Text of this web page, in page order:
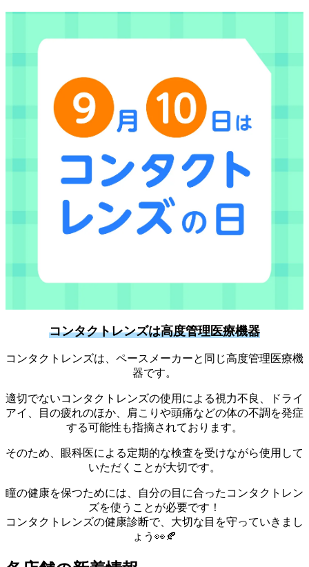
コンタクトレンズは高度管理医療機器
コンタクトレンズは、ペースメーカーと同じ高度管理医療機
器です。
適切でないコンタクトレンズの使用による視力不良、ドライ
アイ、目の疲れのほか、肩こりや頭痛などの体の不調を発症
する可能性も指摘されております。
そのため、眼科医による定期的な検査を受けながら使用して
いただくことが大切です。
瞳の健康を保つためには、自分の目に合ったコンタクトレン
ズを使うことが必要です！
コンタクトレンズの健康診断で、大切な目を守っていきまし
ょう👀🍂